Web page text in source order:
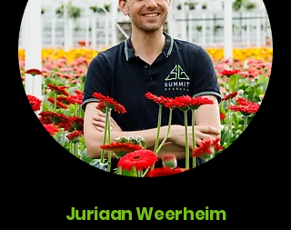
Juriaan Weerheim